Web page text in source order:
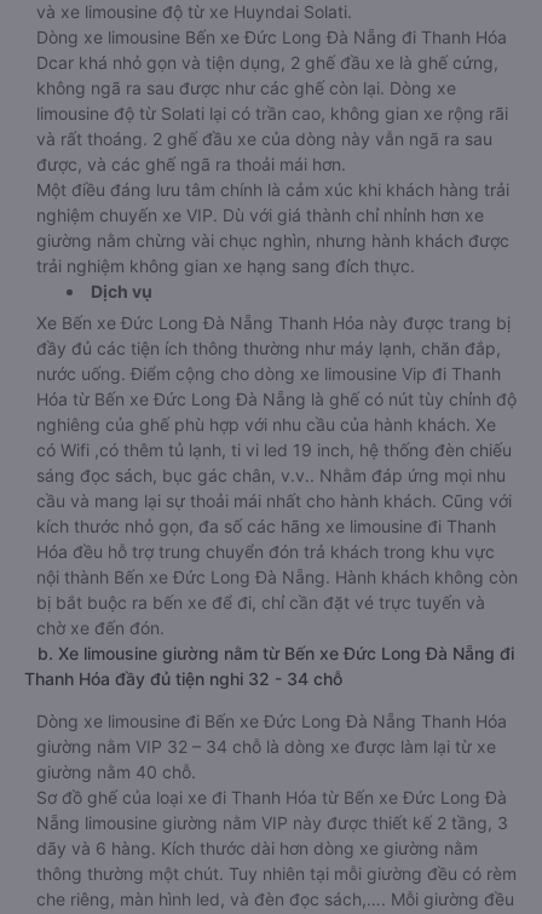
và xe limousine độ từ xe Huyndai Solati.
Dòng xe limousine Bến xe Đức Long Đà Nẵng đi Thanh Hóa
Dcar khá nhỏ gọn và tiện dụng, 2 ghế đầu xe là ghế cứng,
không ngã ra sau được như các ghế còn lại. Dòng xe
limousine độ từ Solati lại có trần cao, không gian xe rộng rãi
và rất thoáng. 2 ghế đầu xe của dòng này vẫn ngã ra sau
được, và các ghế ngã ra thoải mái hơn.
Một điều đáng lưu tâm chính là cảm xúc khi khách hàng trải
nghiệm chuyến xe VIP. Dù với giá thành chỉ nhỉnh hơn xe
giường nằm chừng vài chục nghìn, nhưng hành khách được
trải nghiệm không gian xe hạng sang đích thực.
Dịch vụ
Xe Bến xe Đức Long Đà Nẵng Thanh Hóa này được trang bị
đầy đủ các tiện ích thông thường như máy lạnh, chăn đắp,
nước uống. Điểm cộng cho dòng xe limousine Vip đi Thanh
Hóa từ Bến xe Đức Long Đà Nẵng là ghế có nút tùy chỉnh độ
nghiêng của ghế phù hợp với nhu cầu của hành khách. Xe
có Wifi ,có thêm tủ lạnh, ti vi led 19 inch, hệ thống đèn chiếu
sáng đọc sách, bục gác chân, v.v.. Nhằm đáp ứng mọi nhu
cầu và mang lại sự thoải mái nhất cho hành khách. Cũng với
kích thước nhỏ gọn, đa số các hãng xe limousine đi Thanh
Hóa đều hỗ trợ trung chuyển đón trả khách trong khu vực
nội thành Bến xe Đức Long Đà Nẵng. Hành khách không còn
bị bắt buộc ra bến xe để đi, chỉ cần đặt vé trực tuyến và
chờ xe đến đón.
b. Xe limousine giường nằm từ Bến xe Đức Long Đà Nẵng đi
Thanh Hóa đầy đủ tiện nghi 32 - 34 chỗ
Dòng xe limousine đi Bến xe Đức Long Đà Nẵng Thanh Hóa
giường nằm VIP 32 – 34 chỗ là dòng xe được làm lại từ xe
giường nằm 40 chỗ.
Sơ đồ ghế của loại xe đi Thanh Hóa từ Bến xe Đức Long Đà
Nẵng limousine giường nằm VIP này được thiết kế 2 tầng, 3
dãy và 6 hàng. Kích thước dài hơn dòng xe giường nằm
thông thường một chút. Tuy nhiên tại mỗi giường đều có rèm
che riêng, màn hình led, và đèn đọc sách,…. Mỗi giường đều